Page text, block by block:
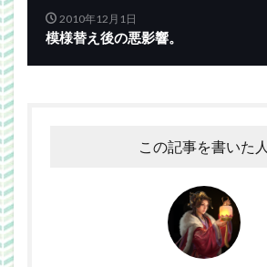
2010年12月1日
模様替え後の悪影響。
この記事を書いた人